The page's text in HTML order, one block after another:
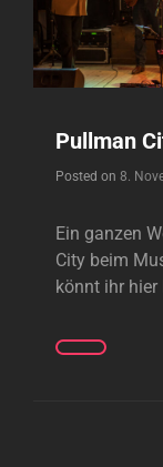
Pullman
Posted on 8.
Ein ganzen
City beim
könnt ihr hier
PULLMAN